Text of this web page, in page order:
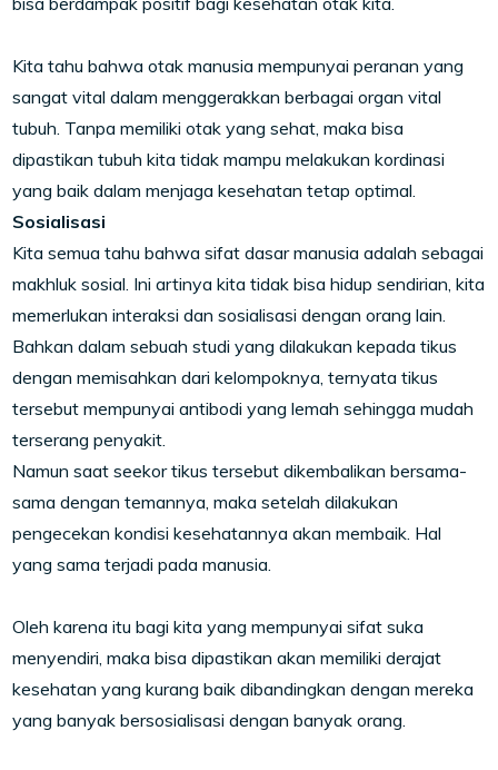
Kita tahu bahwa otak manusia mempunyai peranan yang
sangat vital dalam menggerakkan berbagai organ vital
tubuh. Tanpa memiliki otak yang sehat, maka bisa
dipastikan tubuh kita tidak mampu melakukan kordinasi
yang baik dalam menjaga kesehatan tetap optimal.
Sosialisasi
Kita semua tahu bahwa sifat dasar manusia adalah sebagai
makhluk sosial. Ini artinya kita tidak bisa hidup sendirian, kita
memerlukan interaksi dan sosialisasi dengan orang lain.
Bahkan dalam sebuah studi yang dilakukan kepada tikus
dengan memisahkan dari kelompoknya, ternyata tikus
tersebut mempunyai antibodi yang lemah sehingga mudah
terserang penyakit.
Namun saat seekor tikus tersebut dikembalikan bersama-
sama dengan temannya, maka setelah dilakukan
pengecekan kondisi kesehatannya akan membaik. Hal
yang sama terjadi pada manusia.
Oleh karena itu bagi kita yang mempunyai sifat suka
menyendiri, maka bisa dipastikan akan memiliki derajat
kesehatan yang kurang baik dibandingkan dengan mereka
yang banyak bersosialisasi dengan banyak orang.